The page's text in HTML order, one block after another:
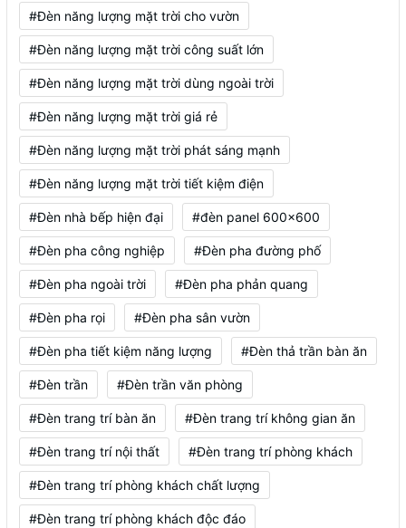
#Đèn năng lượng mặt trời cho vườn
#Đèn năng lượng mặt trời công suất lớn
#Đèn năng lượng mặt trời dùng ngoài trời
#Đèn năng lượng mặt trời giá rẻ
#Đèn năng lượng mặt trời phát sáng mạnh
#Đèn năng lượng mặt trời tiết kiệm điện
#Đèn nhà bếp hiện đại #đèn panel 600x600
#Đèn pha công nghiệp #Đèn pha đường phố
#Đèn pha ngoài trời #Đèn pha phản quang
#Đèn pha rọi #Đèn pha sân vườn
#Đèn pha tiết kiệm năng lượng #Đèn thả trần bàn ăn
#Đèn trần #Đèn trần văn phòng
#Đèn trang trí bàn ăn #Đèn trang trí không gian ăn
#Đèn trang trí nội thất #Đèn trang trí phòng khách
#Đèn trang trí phòng khách chất lượng
#Đèn trang trí phòng khách độc đáo